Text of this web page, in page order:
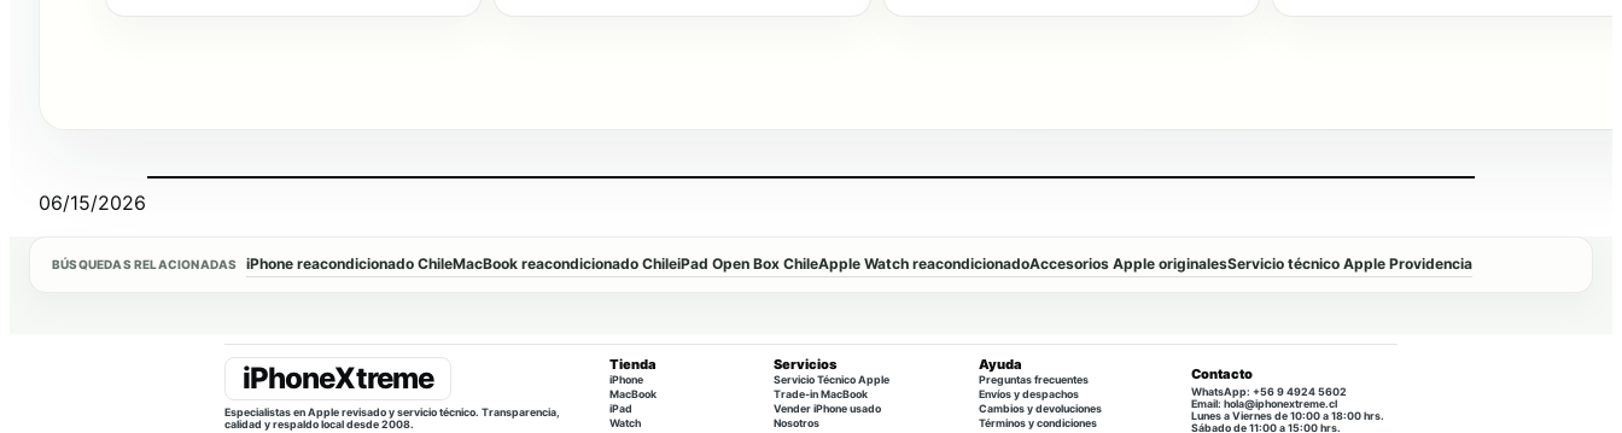
06/15/2026
BÚSQUEDAS RELACIONADAS iPhone reacondicionado ChileMacBook reacondicionado ChileiPad Open Box ChileApple Watch reacondicionadoAccesorios Apple originalesServicio técnico Apple Providencia
Especialistas en Apple revisado y servicio técnico. Transparencia,
calidad y respaldo local desde 2008.
Tienda
iPhone
MacBook
iPad
Watch
Servicios
Servicio Técnico Apple
Trade-in MacBook
Vender iPhone usado
Nosotros
Ayuda
Preguntas frecuentes
Envíos y despachos
Cambios y devoluciones
Términos y condiciones
Contacto
WhatsApp: +56 9 4924 5602
Email: hola@iphonextreme.cl
Lunes a Viernes de 10:00 a 18:00 hrs.
Sábado de 11:00 a 15:00 hrs.